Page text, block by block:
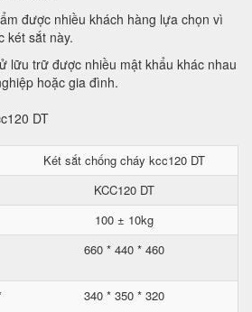
được nhiều khách hàng lựa chọn vì
két sắt này.
lữu trữ được nhiều mật khẩu khác nhau
hoặc gia đình.
Két sắt chống cháy kcc120 DT
KCC120 DT
100 ± 10kg
660 * 440 * 460
340 * 350 * 320